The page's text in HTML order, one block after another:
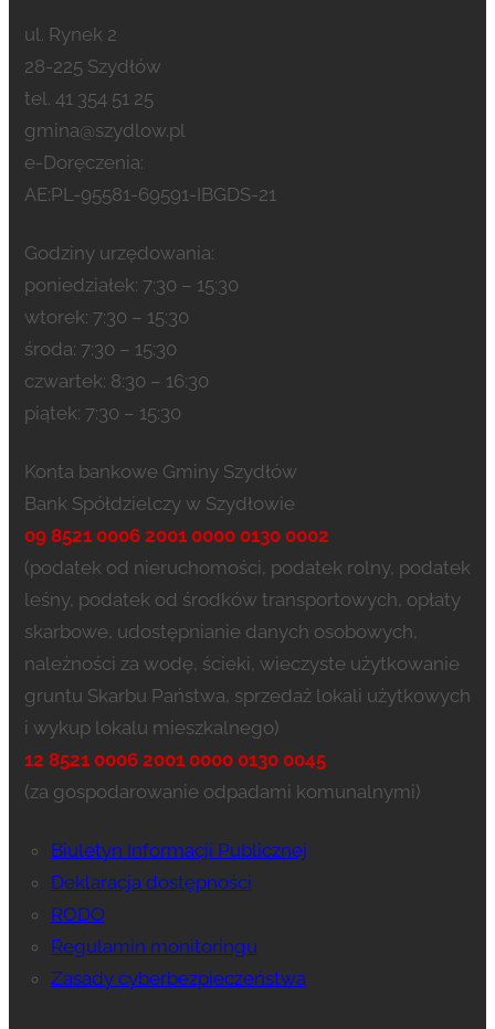
ul. Rynek 2
28-225 Szydłów
tel. 41 354 51 25
gmina@szydlow.pl
e-Doręczenia:
AE:PL-95581-69591-IBGDS-21
Godziny urzędowania:
poniedziałek: 7:30 – 15:30
wtorek: 7:30 – 15:30
środa: 7:30 – 15:30
czwartek: 8:30 – 16:30
piątek: 7:30 – 15:30
Konta bankowe Gminy Szydłów
Bank Spółdzielczy w Szydłowie
09 8521 0006 2001 0000 0130 0002
(podatek od nieruchomości, podatek rolny, podatek
leśny, podatek od środków transportowych, opłaty
skarbowe, udostępnianie danych osobowych,
należności za wodę, ścieki, wieczyste użytkowanie
gruntu Skarbu Państwa, sprzedaż lokali użytkowych
i wykup lokalu mieszkalnego)
12 8521 0006 2001 0000 0130 0045
(za gospodarowanie odpadami komunalnymi)
Biuletyn Informacji Publicznej
Deklaracja dostępności
RODO
Regulamin monitoringu
Zasady cyberbezpieczeństwa